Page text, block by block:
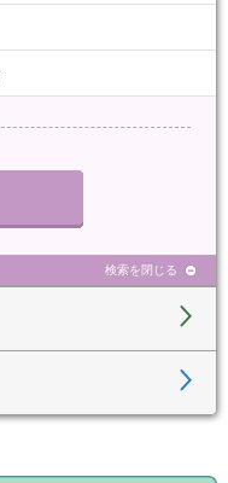
検索を閉じる